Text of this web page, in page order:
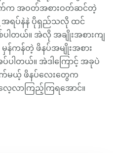
က အဝတ်အစားဝတ်ဆင်တဲ့
အရပ်နဲနဲ ပိုရှည်သလို ထင်
ပါတယ်။ အဲလို အချိုးအစားကျ
န်ကန်တဲ့ ဖိနပ်အမျိုးအစား
ါတယ်။ အဲဒါကြောင့် အခုပဲ
က်မယ့် ဖိနပ်လေးတွေက
လာကြည့်ကြရအောင်။